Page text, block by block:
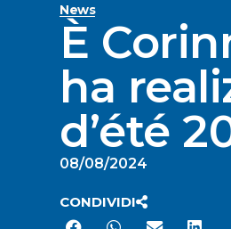
News
È
ha
d’été
08/08/2024
CONDIVIDI